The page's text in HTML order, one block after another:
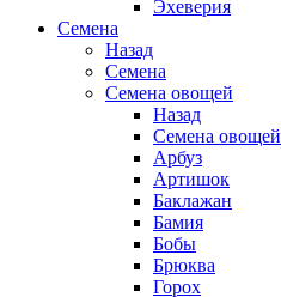
Эхеверия
Семена
Назад
Семена
Семена овощей
Назад
Семена овощей
Арбуз
Артишок
Баклажан
Бамия
Бобы
Брюква
Горох